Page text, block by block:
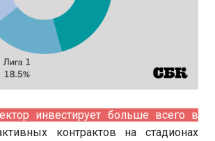
инвестирует больше всего в
контрактов на стадионах